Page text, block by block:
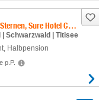
Hotel Hofgut Sternen, Sure Hotel Collection by Best Western
| Schwarzwald | Titisee
, Halbpension
p.P.